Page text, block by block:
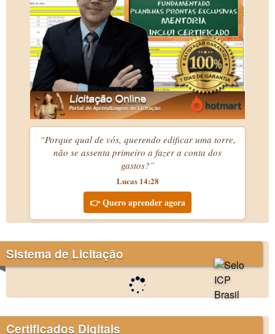
“Porque qual de vós, querendo edificar uma torre,
não se assenta primeiro a fazer a conta dos
gastos?”
Lucas 14:28
👉 Quero aprender agora
Sistema de Licitação
Certificados Digitais